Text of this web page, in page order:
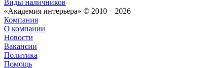
Виды наличников
«Академия интерьера» © 2010 – 2026
Компания
О компании
Новости
Вакансии
Политика
Помощь